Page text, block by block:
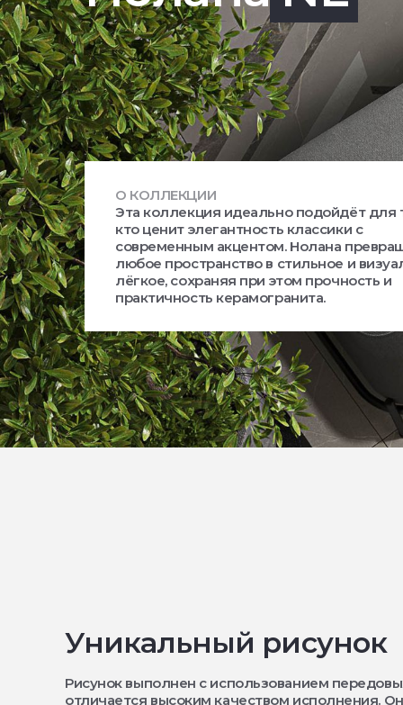
О КОЛЛЕКЦИИ
Эта коллекция идеально подойдёт для
кто ценит элегантность классики с
современным акцентом. Нолана
любое пространство в стильное и
лёгкое, сохраняя при этом прочность и
практичность керамогранита.
Уникальный рисунок
Рисунок выполнен с использованием
отличается высоким качеством исполнения.